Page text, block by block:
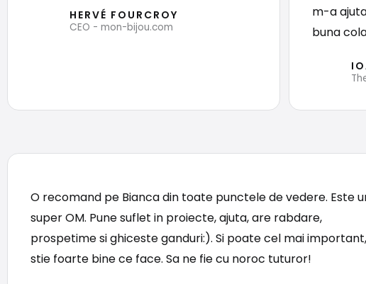
HERVÉ FOURCROY
CEO - mon-bijou.com
m-a
buna
O recomand pe Bianca din toate punctele de vedere. Este
super OM. Pune suflet in proiecte, ajuta, are rabdare,
prospetime si ghiceste ganduri:). Si poate cel mai important,
stie foarte bine ce face. Sa ne fie cu noroc tuturor!